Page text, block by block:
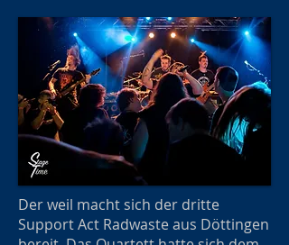
Der weil macht sich der dritte
Support Act Radwaste aus Döttingen